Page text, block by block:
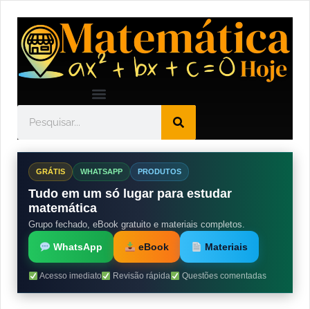
GRÁTIS WHATSAPP PRODUTOS
Tudo em um só lugar para estudar
matemática
Grupo fechado, eBook gratuito e materiais completos.
WhatsApp eBook Materiais
Acesso imediato Revisão rápida Questões comentadas